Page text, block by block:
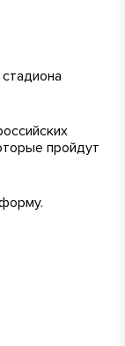
пройдут